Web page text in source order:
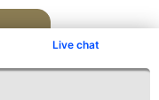
Live chat